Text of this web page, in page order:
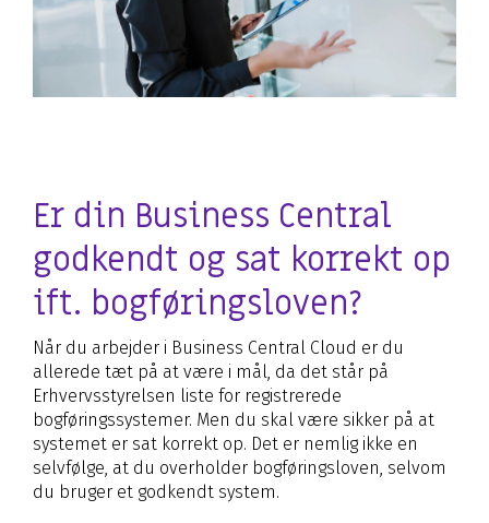
Er din Business Central
godkendt og sat korrekt op
ift. bogføringsloven?
Når du arbejder i Business Central Cloud er du
allerede tæt på at være i mål, da det står på
Erhvervsstyrelsen liste for registrerede
bogføringssystemer. Men du skal være sikker på at
systemet er sat korrekt op. Det er nemlig ikke en
selvfølge, at du overholder bogføringsloven, selvom
du bruger et godkendt system.